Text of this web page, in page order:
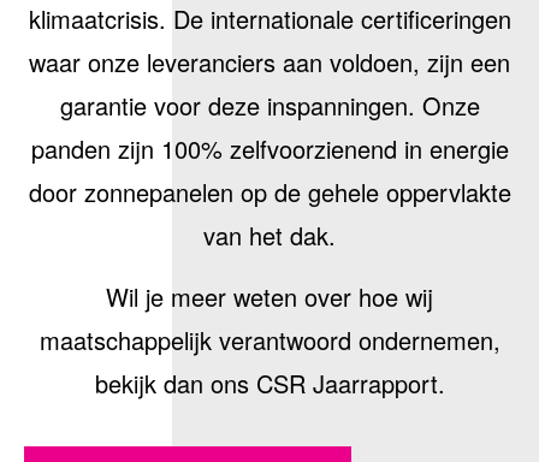
klimaatcrisis. De internationale certificeringen
waar onze leveranciers aan voldoen, zijn een
garantie voor deze inspanningen. Onze
panden zijn 100% zelfvoorzienend in energie
door zonnepanelen op de gehele oppervlakte
van het dak.
Wil je meer weten over hoe wij
maatschappelijk verantwoord ondernemen,
bekijk dan ons CSR Jaarrapport.